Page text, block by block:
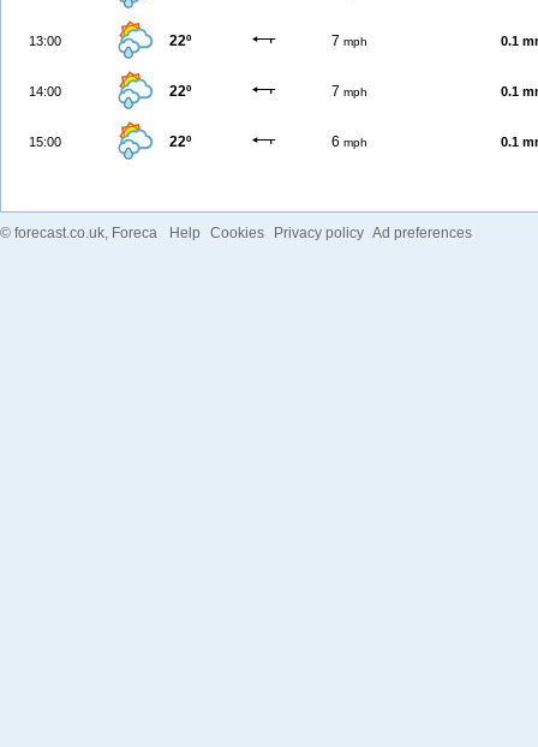
13:00 22º 7 mph 0.1
14:00 22º 7 mph 0.1
15:00 22º 6 mph 0.1
© forecast.co.uk, Foreca Help Cookies Privacy policy Ad preferences